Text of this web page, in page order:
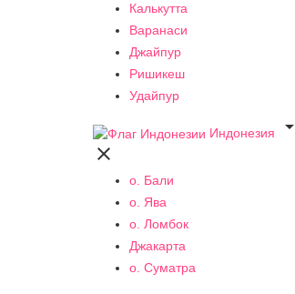
Калькутта
Варанаси
Джайпур
Ришикеш
Удайпур
Индонезия


о. Бали
о. Ява
о. Ломбок
Джакарта
о. Суматра